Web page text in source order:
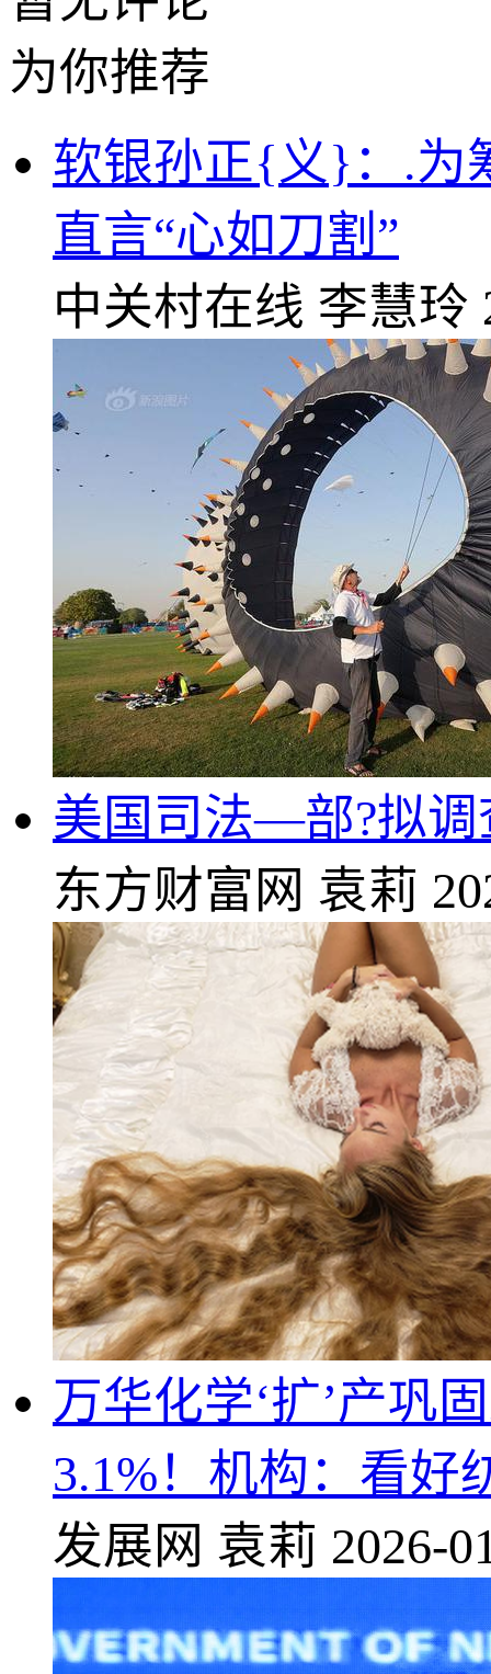
为你推荐
软银孙正{义}：.为
直言“心如刀割”
中关村在线 李慧玲
美国司法—部?拟调
东方财富网 袁莉
万华化学‘扩’产巩
3.1%！机构：看好
发展网 袁莉 2026-